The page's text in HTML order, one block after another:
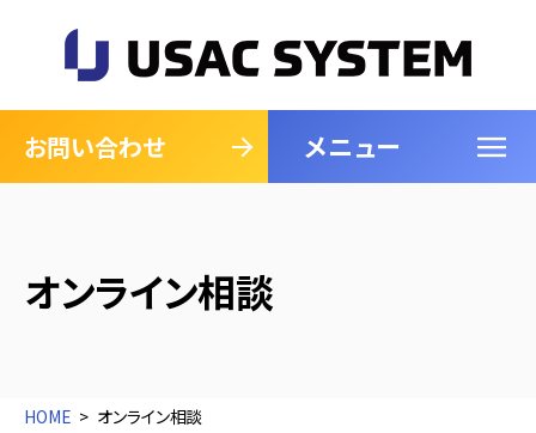
お問い合わせ メニュー
閉じる
オンライン相談
HOME オンライン相談